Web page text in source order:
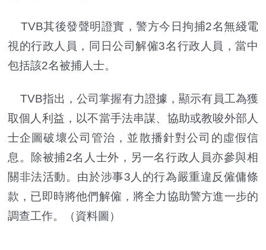
TVB其後發聲明證實，警方今日拘捕2名無綫電
視的行政人員，同日公司解僱3名行政人員，當中
包括該2名被捕人士。
TVB指出，公司掌握有力證據，顯示有員工為獲
取個人利益，以不當手法串謀、協助或教唆外部人
士企圖破壞公司管治，並散播針對公司的虛假信
息。除被捕2名人士外，另一名行政人員亦參與相
關非法活動。由於涉事3人的行為嚴重違反僱傭條
款，已即時將他們解僱，將全力協助警方進一步的
調查工作。（資料圖）